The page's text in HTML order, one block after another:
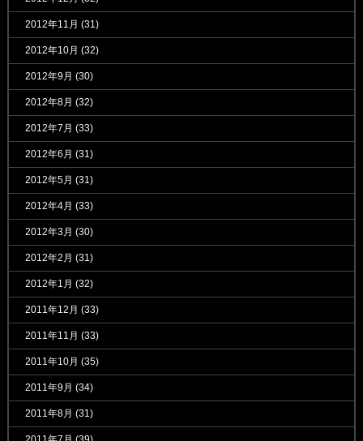
2012年11月 (31)
2012年10月 (32)
2012年9月 (30)
2012年8月 (32)
2012年7月 (33)
2012年6月 (31)
2012年5月 (31)
2012年4月 (33)
2012年3月 (30)
2012年2月 (31)
2012年1月 (32)
2011年12月 (33)
2011年11月 (33)
2011年10月 (35)
2011年9月 (34)
2011年8月 (31)